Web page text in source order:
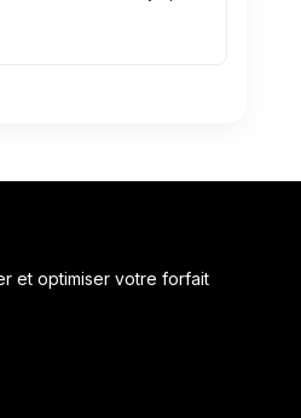
et optimiser votre forfait